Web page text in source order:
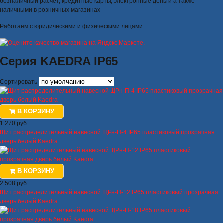
наличными в розничных магазинах
Работаем с юридическими и физическими лицами.
Серия KAEDRA IP65
Сортировать
В КОРЗИНУ
1 270 руб
Щит распределительный навесной ЩРн-П-4 IP65 пластиковый прозрачная
дверь белый Kaedra
В КОРЗИНУ
2 508 руб
Щит распределительный навесной ЩРн-П-12 IP65 пластиковый прозрачная
дверь белый Kaedra